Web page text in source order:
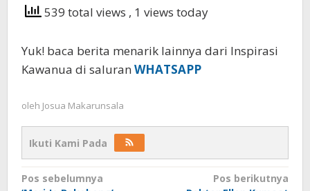
539 total views , 1 views today
Yuk! baca berita menarik lainnya dari Inspirasi
Kawanua di saluran WHATSAPP
oleh Josua Makarunsala
Ikuti Kami Pada
Navigasi
Pos sebelumnya
Pos berikutnya